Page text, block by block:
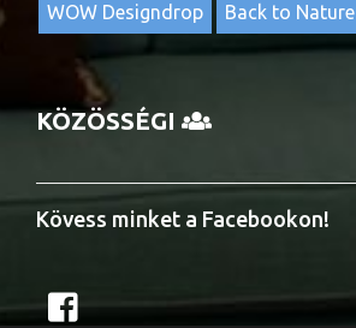
WOW Designdrop Back to Nature
KÖZÖSSÉGI
Kövess minket a Facebookon!